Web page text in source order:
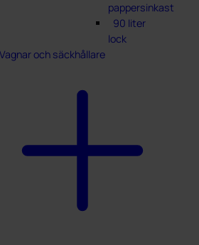
pappersinkast
90 liter
lock
Vagnar och säckhållare